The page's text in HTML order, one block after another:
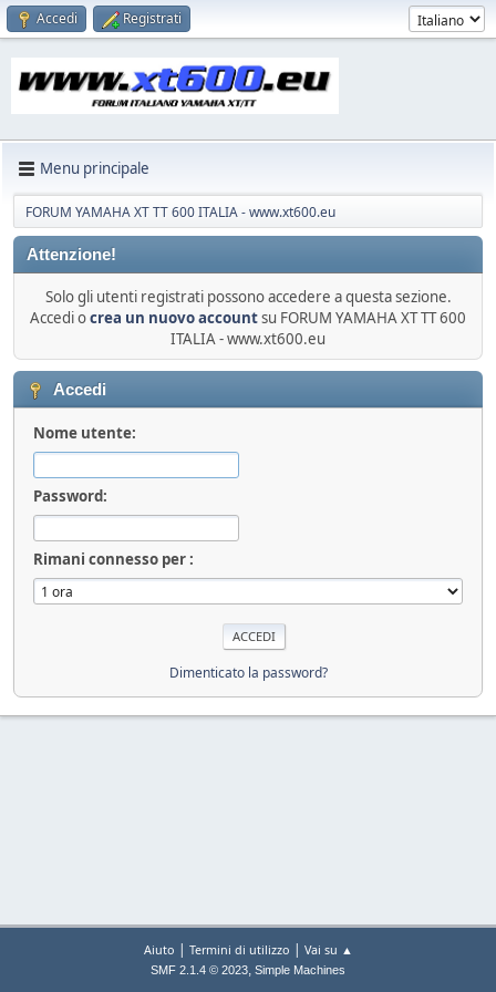
Accedi Registrati
Menu principale
FORUM YAMAHA XT TT 600 ITALIA - www.xt600.eu
Attenzione!
Solo gli utenti registrati possono accedere a questa sezione.
Accedi ocrea un nuovo accountsu FORUM YAMAHA XT TT 600
ITALIA - www.xt600.eu
Accedi
Nome utente:
Password:
Rimani connesso per :
Dimenticato la password?
Aiuto | Termini di utilizzo | Vai su ▲
SMF 2.1.4 © 2023, Simple Machines